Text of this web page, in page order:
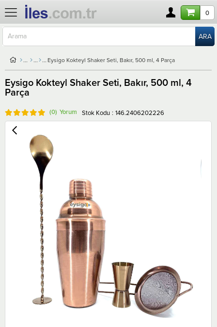
0
Eysigo Kokteyl Shaker Seti, Bakır, 500 ml, 4 Parça
Eysigo Kokteyl Shaker Seti, Bakır, 500 ml, 4
Parça
(0) Stok Kodu 146.2406202226